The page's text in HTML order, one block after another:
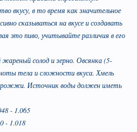
действие
заболеваниях и
вкусу, в то время как значительное
сказываться на вкусе и создавать
это пиво, учитывайте различия в его
солод и зерно. Овсянка (5-
тела и сложности вкуса. Хмель
Источник воды должен иметь
- 1.065
- 1.018